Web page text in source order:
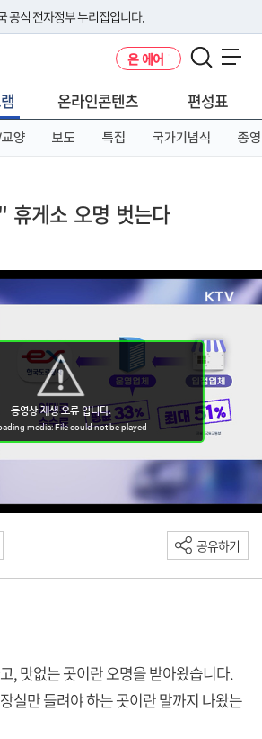
공식 전자정부 누리집입니다.
기
다른 도메인 주소를 사용하고 있다면 아래 URL에
보세요
온 에어
온라인콘텐츠 편성표
양 보도 특집 국가기념식 종영
휴게소 오명 벗는다
공유하기
, 맛없는 곳이란 오명을 받아왔습니다.
실만 들려야 하는 곳이란 말까지 나왔는